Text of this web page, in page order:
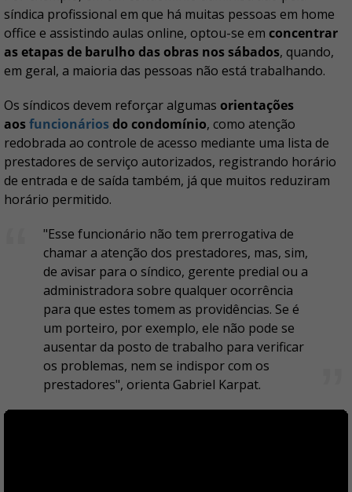
síndica profissional em que há muitas pessoas em home
office e assistindo aulas online, optou-se em concentrar
as etapas de barulho das obras nos sábados, quando,
em geral, a maioria das pessoas não está trabalhando.
Os síndicos devem reforçar algumas orientações
aosfuncionáriosdo condomínio, como atenção
redobrada ao controle de acesso mediante uma lista de
prestadores de serviço autorizados, registrando horário
de entrada e de saída também, já que muitos reduziram
horário permitido.
"Esse funcionário não tem prerrogativa de
chamar a atenção dos prestadores, mas, sim,
de avisar para o síndico, gerente predial ou a
administradora sobre qualquer ocorrência
para que estes tomem as providências. Se é
um porteiro, por exemplo, ele não pode se
ausentar da posto de trabalho para verificar
os problemas, nem se indispor com os
prestadores", orienta Gabriel Karpat.